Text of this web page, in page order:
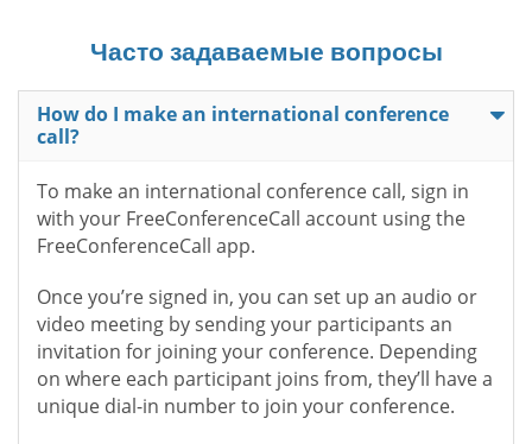
Часто задаваемые вопросы
How do I make an international conference
call?
To make an international conference call, sign in
with your FreeConferenceCall account using the
FreeConferenceCall app.
Once you’re signed in, you can set up an audio or
video meeting by sending your participants an
invitation for joining your conference. Depending
on where each participant joins from, they’ll have a
unique dial-in number to join your conference.